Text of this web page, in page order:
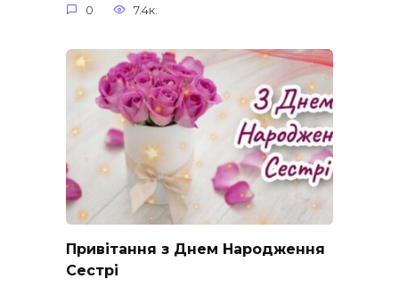
0 7.4к.
Привітання з Днем Народження
Сестрі